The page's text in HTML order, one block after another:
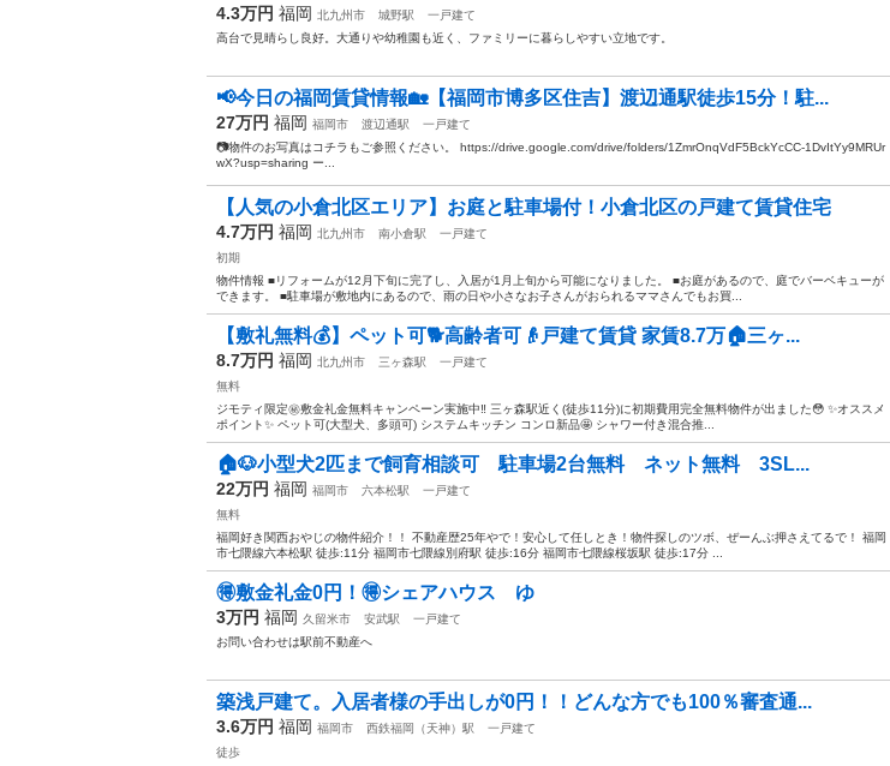
4.3万円 福岡 北九州市 城野駅
一戸建て
高台で見晴らし良好。大通りや幼稚園も近く、ファミリーに暮らしやすい立地です。
📢今日の福岡賃貸情報🏡【福岡市博多区住吉】渡辺通駅徒歩15分！駐...
27万円 福岡 福岡市 渡辺通駅
一戸建て
📷️物件のお写真はコチラもご参照ください。 https://drive.google.com/drive/folders/1ZmrOnqVdF5BckYcCC-1DvItYy9MRUr
wX?usp=sharing ー...
【人気の小倉北区エリア】お庭と駐車場付！小倉北区の戸建て賃貸住宅
4.7万円 福岡 北九州市 南小倉駅
一戸建て
初期
物件情報 ■リフォームが12月下旬に完了し、入居が1月上旬から可能になりました。 ■お庭があるので、庭でバーベキューが
できます。 ■駐車場が敷地内にあるので、雨の日や小さなお子さんがおられるママさんでもお買...
【敷礼無料💰】ペット可🐕高齢者可👴戸建て賃貸 家賃8.7万🏠三ヶ...
8.7万円 福岡 北九州市 三ヶ森駅
一戸建て
無料
ジモティ限定㊙️敷金礼金無料キャンペーン実施中‼️ 三ヶ森駅近く(徒歩11分)に初期費用完全無料物件が出ました😳 ✨オススメ
ポイント✨ ペット可(大型犬、多頭可) システムキッチン コンロ新品🤩 シャワー付き混合推...
🏠🐶小型犬2匹まで飼育相談可 駐車場2台無料 ネット無料 3SL...
22万円 福岡 福岡市 六本松駅
一戸建て
無料
福岡好き関西おやじの物件紹介！！ 不動産歴25年やで！安心して任しとき！物件探しのツボ、ぜーんぶ押さえてるで！ 福岡
市七隈線六本松駅 徒歩:11分 福岡市七隈線別府駅 徒歩:16分 福岡市七隈線桜坂駅 徒歩:17分 ...
🉐敷金礼金0円！🉐シェアハウス ゆ
3万円 福岡 久留米市 安武駅
一戸建て
お問い合わせは駅前不動産へ
築浅戸建て。入居者様の手出しが0円！！どんな方でも100％審査通...
3.6万円 福岡 福岡市 西鉄福岡（天神）駅
一戸建て
徒歩